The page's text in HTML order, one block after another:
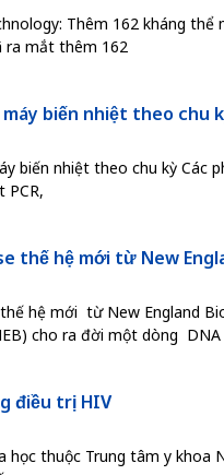
Thêm 162 kháng
ra mắt thêm 162
máy biến nhiệt theo chu
biến nhiệt theo chu kỳ
PCR,
thế hệ mới từ New
hệ mới từ New England
cho ra đời một dòng DNA
điều trị HIV
học thuộc Trung tâm y khoa